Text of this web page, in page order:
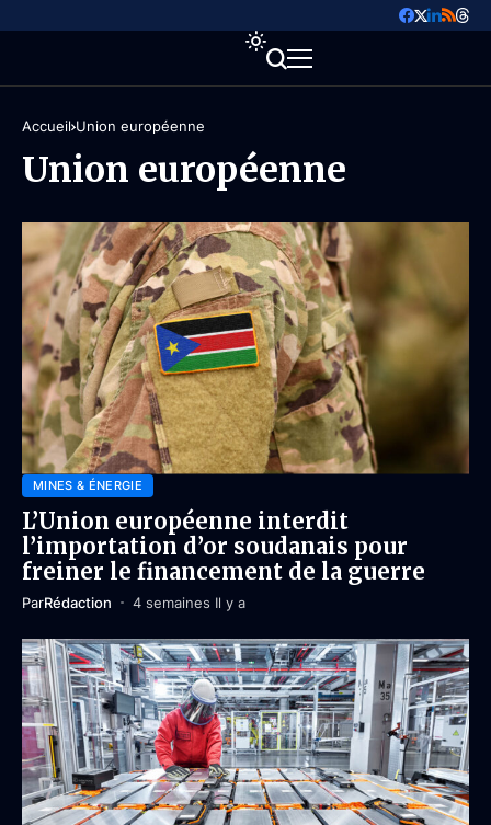
Accueil Union européenne
Union européenne
MINES & ÉNERGIE
L’Union européenne interdit
l’importation d’or soudanais pour
freiner le financement de la guerre
ParRédaction 4 semaines Il y a